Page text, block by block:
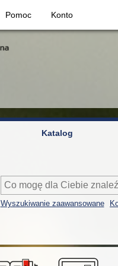
Pomoc Konto
Katalog
Wyszukiwanie zaawansowane